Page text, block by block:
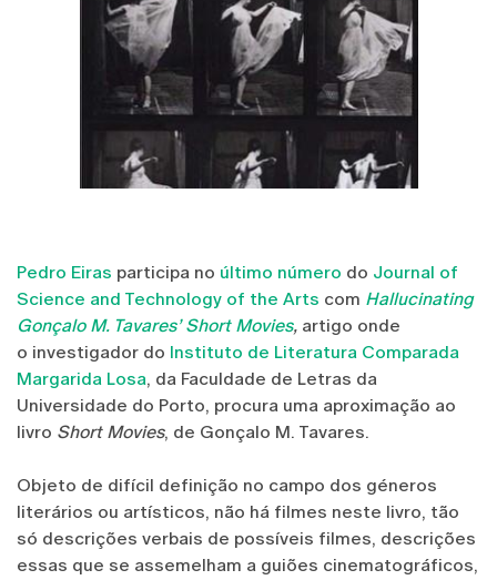
Pedro Eiras participa no último número do Journal of
Science and Technology of the Arts com Hallucinating
Gonçalo M. Tavares’ Short Movies, artigo onde
o investigador do Instituto de Literatura Comparada
Margarida Losa, da Faculdade de Letras da
Universidade do Porto, procura uma aproximação ao
livro Short Movies, de Gonçalo M. Tavares.
Objeto de difícil definição no campo dos géneros
literários ou artísticos, não há filmes neste livro, tão
só descrições verbais de possíveis filmes, descrições
essas que se assemelham a guiões cinematográficos,